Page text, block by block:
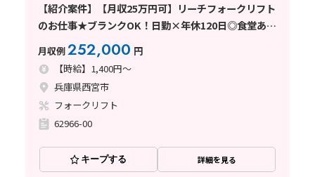
【紹介案件】【月収25万円可】リーチフォークリフト
のお仕事★ブランクOK！日勤×年休120日◎食堂あり
月収例252,000 円
【時給】1,400円～
兵庫県西宮市
フォークリフト
62966-00
キープする 詳細を見る